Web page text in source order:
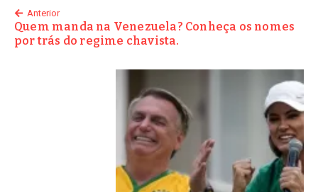
Anterior
Quem manda na Venezuela? Conheça os nomes
por trás do regime chavista.